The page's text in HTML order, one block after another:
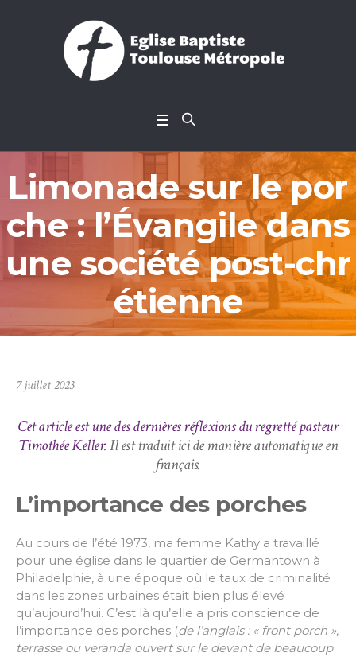
Limonade sur le por
che : l’Évangile dans
une société post-chr
étienne
7 juillet 2023
Cet article est une des dernières réflexions du regretté pasteur
Timothée Keller. Il est traduit ici de manière automatique en
français.
L’importance des porches
Au cours de l’été 1973, ma femme Kathy a travaillé
pour une église dans le quartier de Germantown à
Philadelphie, à une époque où le taux de criminalité
dans les zones urbaines était bien plus élevé
qu’aujourd’hui. C’est là qu’elle a pris conscience de
l’importance des porches (de l’anglais : « front porch »,
terrasse ou veranda ouvert sur le devant de beaucoup